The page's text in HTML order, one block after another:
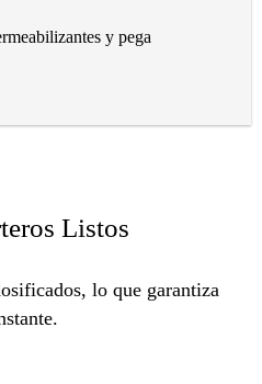
y pega
Listos
lo que garantiza